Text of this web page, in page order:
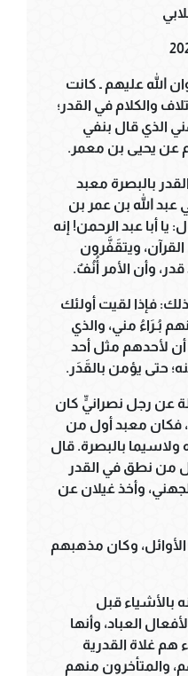
الله عليهم ـ كانت
والكلام في القدر؛
الذي قال بنفي
عن يحيى بن معمر.
بالبصرة معبد
عبد الله بن عمر بن
يا أبا عبد الرحمن! إنه
ويتقَفَّرون
وأن الأمر أُنُفٌ.
فإذا لقيت أولئك
بُـرَاءُ مني، والذي
أن لأحدهم مثل أحد
حتى يؤمن بالقَدَر.
عن رجل نصرانيٍّ كان
فكان معبد أول من
ولاسيما بالبصرة. قال
من نطق في القدر
وأخذ غيلان عن
وكان مذهبهم
بالأشياء قبل
العباد، وأنها
هم غلاة القدرية
والمتأخرون منهم